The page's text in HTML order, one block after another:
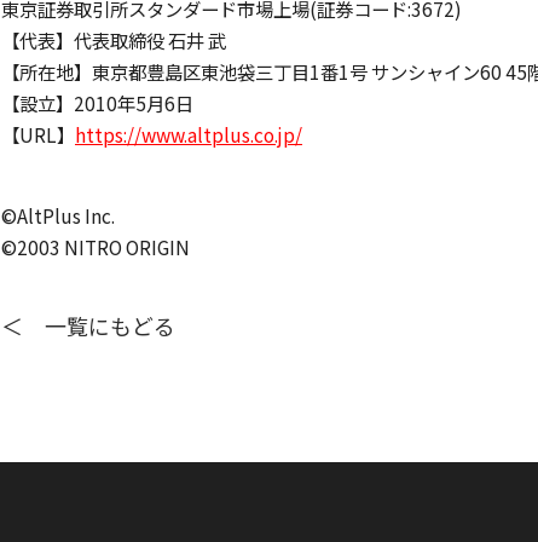
東京証券取引所スタンダード市場上場(証券コード:3672)
【代表】代表取締役 ⽯井 武
【所在地】東京都豊島区東池袋三丁⽬1番1号 サンシャイン60 45
【設⽴】2010年5⽉6⽇
【URL】 https://www.altplus.co.jp/
©AltPlus Inc.
©2003 NITRO ORIGIN
＜ 一覧にもどる